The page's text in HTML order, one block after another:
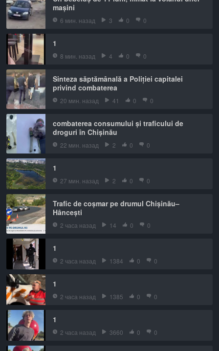
mașini
6 мин. назад 3 0 0
1
8 мин. назад 4 0 0
Sinteza săptămânală a Poliției capitalei
privind combaterea
20 мин. назад 41 0 0
combaterea consumului și traficului de
droguri în Chișinău
22 мин. назад 2 0 0
1
27 мин. назад 2 0 0
Trafic de coșmar pe drumul Chișinău–
Hâncești
2 часа назад 14 0 0
1
2 часа назад 1384 0 0
1
2 часа назад 1385 0 0
1
2 часа назад 3660 0 0